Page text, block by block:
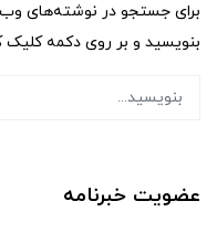
برای جستجو در نوشته‌های
بنویسید و بر روی دکمه کلیک
عضویت خبرنامه